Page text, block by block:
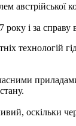
австрійської
і за справу
технологій
оскільки